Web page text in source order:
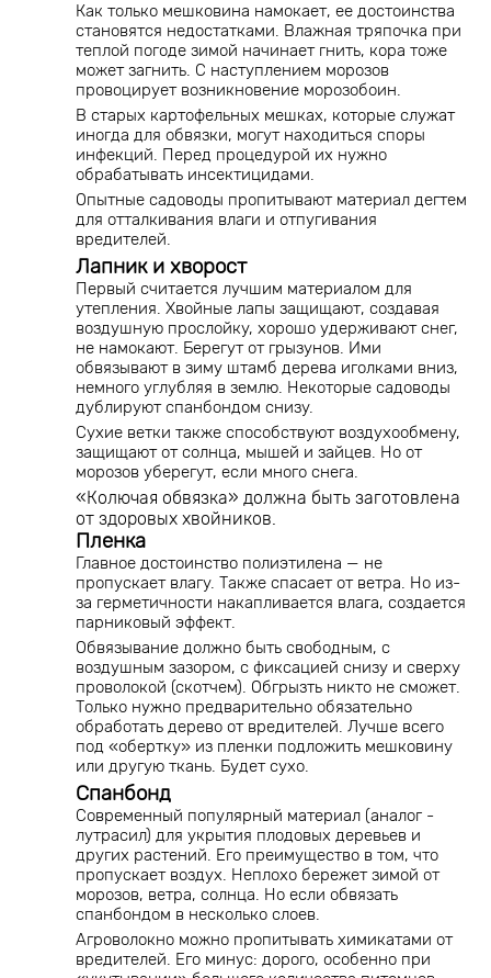
Как только мешковина намокает, ее достоинства
становятся недостатками. Влажная тряпочка при
теплой погоде зимой начинает гнить, кора тоже
может загнить. С наступлением морозов
провоцирует возникновение морозобоин.
В старых картофельных мешках, которые служат
иногда для обвязки, могут находиться споры
инфекций. Перед процедурой их нужно
обрабатывать инсектицидами.
Опытные садоводы пропитывают материал дегтем
для отталкивания влаги и отпугивания
вредителей.
Лапник и хворост
Первый считается лучшим материалом для
утепления. Хвойные лапы защищают, создавая
воздушную прослойку, хорошо удерживают снег,
не намокают. Берегут от грызунов. Ими
обвязывают в зиму штамб дерева иголками вниз,
немного углубляя в землю. Некоторые садоводы
дублируют спанбондом снизу.
Сухие ветки также способствуют воздухообмену,
защищают от солнца, мышей и зайцев. Но от
морозов уберегут, если много снега.
«Колючая обвязка» должна быть заготовлена
от здоровых хвойников.
Пленка
Главное достоинство полиэтилена — не
пропускает влагу. Также спасает от ветра. Но из-
за герметичности накапливается влага, создается
парниковый эффект.
Обвязывание должно быть свободным, с
воздушным зазором, с фиксацией снизу и сверху
проволокой (скотчем). Обгрызть никто не сможет.
Только нужно предварительно обязательно
обработать дерево от вредителей. Лучше всего
под «обертку» из пленки подложить мешковину
или другую ткань. Будет сухо.
Спанбонд
Современный популярный материал (аналог -
лутрасил) для укрытия плодовых деревьев и
других растений. Его преимущество в том, что
пропускает воздух. Неплохо бережет зимой от
морозов, ветра, солнца. Но если обвязать
спанбондом в несколько слоев.
Агроволокно можно пропитывать химикатами от
вредителей. Его минус: дорого, особенно при